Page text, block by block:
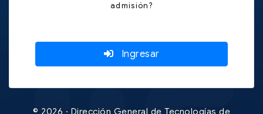
admisión?
Ingresar
© 2026 · Dirección General de Tecnologías de